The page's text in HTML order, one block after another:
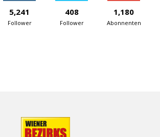
5,241
Follower
408
Follower
1,180
Abonnenten